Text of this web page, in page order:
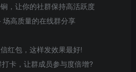
，让你的社群保持高活跃度
场高质量的在线群分享
红包，这样发效果最好!
打卡，让群成员参与度倍增?